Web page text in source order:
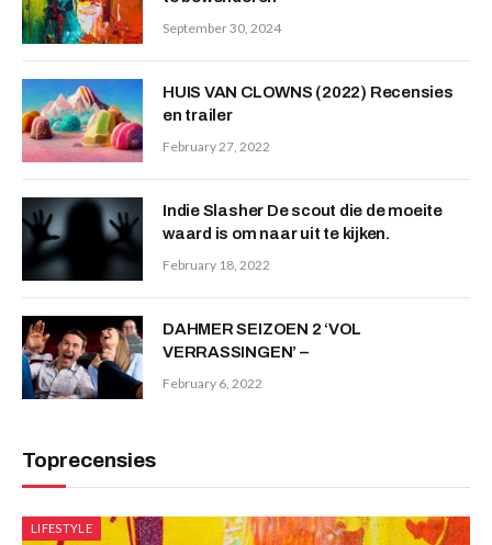
September 30, 2024
HUIS VAN CLOWNS (2022) Recensies
en trailer
February 27, 2022
Indie Slasher De scout die de moeite
waard is om naar uit te kijken.
February 18, 2022
DAHMER SEIZOEN 2 ‘VOL
VERRASSINGEN’ –
February 6, 2022
Toprecensies
LIFESTYLE